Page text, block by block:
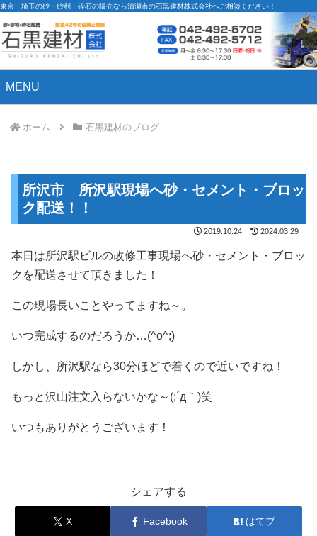
東京・埼玉の砂・砂利・砕石の販売なら清瀬市の石黒建材株式会社へご相談ください！
MENU
ホーム 石黒建材のブログ
所沢市 所沢駅現場へ砂・セメント・ブロッ
ク配送！！
2019.10.24 2024.03.29
本日は所沢駅ビルの改修工事現場へ砂・セメント・ブロッ
クを配送させて頂きました！
この現場長いことやってますね～。
いつ完成するのだろうか…(^o^;)
しかし、所沢駅なら30分ほどで着くので近いですね！
もっと沢山注文入らないかな～(;´д｀)笑
いつもありがとうございます！
シェアする
X Facebook はてブ